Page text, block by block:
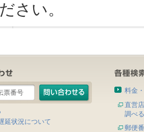
さい。
延状況について
料金
直営
調べる
郵便